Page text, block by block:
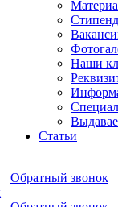
Наши
Статьи
Обратный звонок